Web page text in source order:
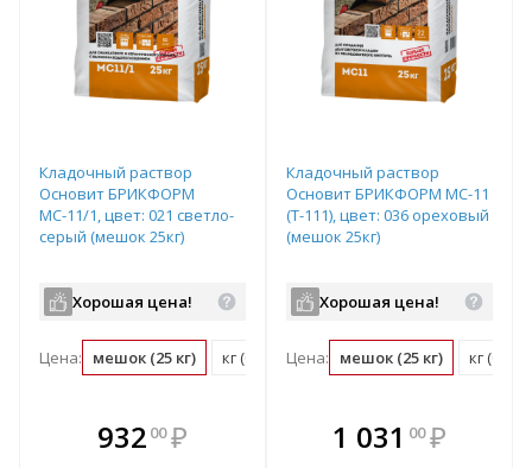
Кладочный раствор
Основит БРИКФОРМ
МС-11/1, цвет: 021 светло-
серый (мешок 25кг)
Хорошая цена!
Цена: мешок (25 кг) кг (0.04 мешок)
932 00 ₽
В комплекте
всегда выгоднее!
Кладочный раствор
Основит БРИКФОРМ МС-11
(Т-111), цвет: 036 ореховый
(мешок 25кг)
Хорошая цена!
Цена: мешок (25 кг) кг (0.04
В комплекте
всегда выгоднее!
1 031 00 ₽